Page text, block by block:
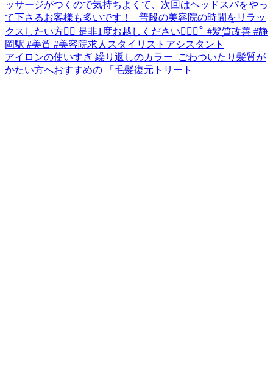
アイロンの使いすぎ 繰り返しのカラー ⁡ ごわついたり髪質が
かたい方へおすすめの 「毛髪復元トリート